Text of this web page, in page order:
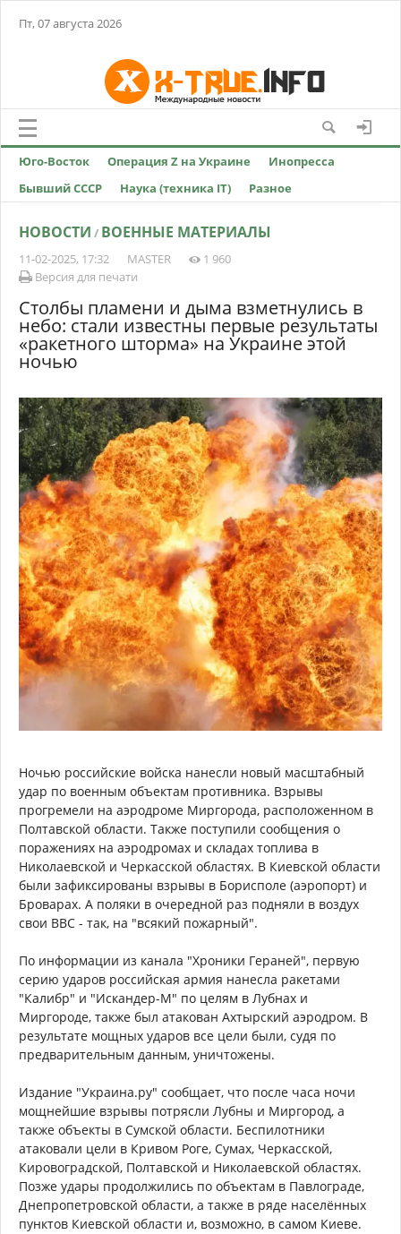
Пт, 07 августа 2026
Юго-Восток Операция Z на Украине
Инопресса
Бывший СССР
Наука (техника IT) Разное
НОВОСТИ / ВОЕННЫЕ МАТЕРИАЛЫ
11-02-2025, 17:32 MASTER
1 960
Версия для печати
Столбы пламени и дыма взметнулись в
небо: стали известны первые результаты
«ракетного шторма» на Украине этой
ночью
Ночью российские войска нанесли новый масштабный
удар по военным объектам противника. Взрывы
прогремели на аэродроме Миргорода, расположенном в
Полтавской области. Также поступили сообщения о
поражениях на аэродромах и складах топлива в
Николаевской и Черкасской областях. В Киевской области
были зафиксированы взрывы в Борисполе (аэропорт) и
Броварах. А поляки в очередной раз подняли в воздух
свои ВВС - так, на "всякий пожарный".
По информации из канала "Хроники Гераней", первую
серию ударов российская армия нанесла ракетами
"Калибр" и "Искандер-М" по целям в Лубнах и
Миргороде, также был атакован Ахтырский аэродром. В
результате мощных ударов все цели были, судя по
предварительным данным, уничтожены.
Издание "Украина.ру" сообщает, что после часа ночи
мощнейшие взрывы потрясли Лубны и Миргород, а
также объекты в Сумской области. Беспилотники
атаковали цели в Кривом Роге, Сумах, Черкасской,
Кировоградской, Полтавской и Николаевской областях.
Позже удары продолжились по объектам в Павлограде,
Днепропетровской области, а также в ряде населённых
пунктов Киевской области и, возможно, в самом Киеве.